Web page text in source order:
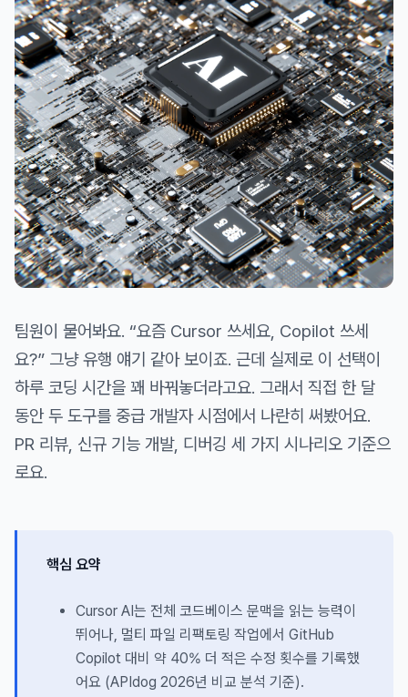
팀원이 물어봐요. “요즘 Cursor 쓰세요, Copilot 쓰세
요?” 그냥 유행 얘기 같아 보이죠. 근데 실제로 이 선택이
하루 코딩 시간을 꽤 바꿔놓더라고요. 그래서 직접 한 달
동안 두 도구를 중급 개발자 시점에서 나란히 써봤어요.
PR 리뷰, 신규 기능 개발, 디버깅 세 가지 시나리오 기준으
로요.
핵심 요약
Cursor AI는 전체 코드베이스 문맥을 읽는 능력이
뛰어나, 멀티 파일 리팩토링 작업에서 GitHub
Copilot 대비 약 40% 더 적은 수정 횟수를 기록했
어요 (APIdog 2026년 비교 분석 기준).